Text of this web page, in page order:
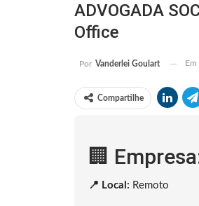
ADVOGADA
Office
Por Vanderlei Goulart Em
Compartilhe
🏢
📍 Local: Remoto